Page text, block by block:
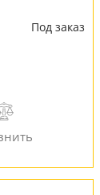
Под заказ